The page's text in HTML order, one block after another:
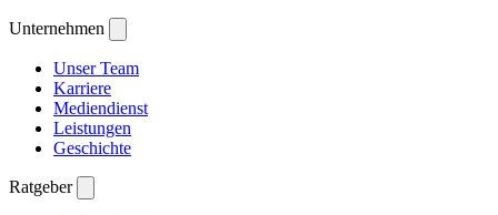
Unternehmen
Unser Team
Karriere
Mediendienst
Leistungen
Geschichte
Ratgeber